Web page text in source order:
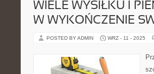
WIELE WYSIŁKU I
W WYKOŃCZENIE
POSTED BY ADMIN WRZ - 11 - 2025